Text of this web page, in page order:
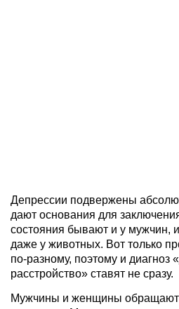
Депрессии подвержены
дают основания для
состояния бывают и у мужчин,
даже у животных. Вот только
по-разному, поэтому и диагноз
расстройство» ставят не сразу.
Мужчины и женщины